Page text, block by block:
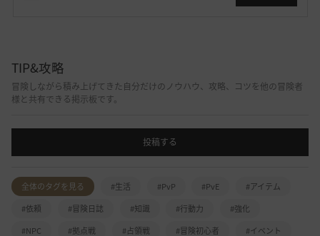
TIP&攻略
冒険しながら積み上げてきた自分だけのノウハウ、攻略、コツを他の冒険者
様と共有できる掲示板です。
投稿する
全体のタグを見る #生活 #PvP #PvE
#アイテム
#依頼
#冒険日誌 #知識 #行動力
#強化
#NPC
#拠点戦 #占領戦 #冒険初心者
#イベント